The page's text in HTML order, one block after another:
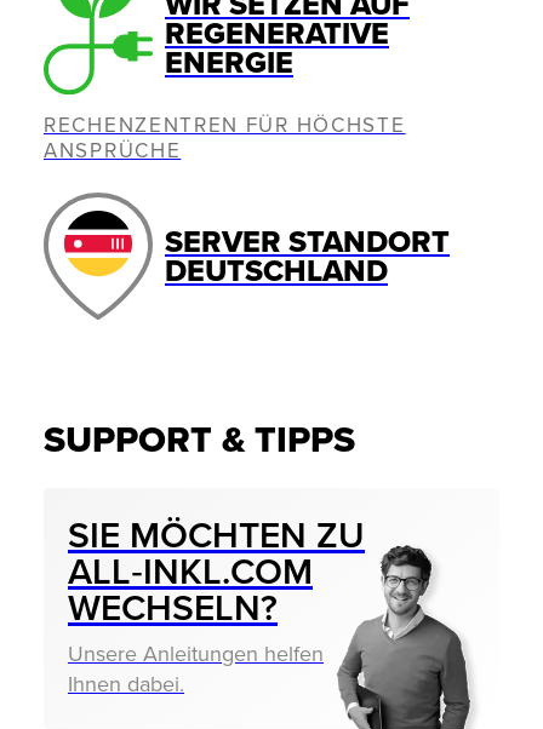
REGENERATIVE
ENERGIE
RECHENZENTREN FÜR HÖCHSTE
ANSPRÜCHE
SERVER STANDORT
DEUTSCHLAND
SUPPORT & TIPPS
SIE MÖCHTEN ZU
ALL‑INKL.COM
WECHSELN?
Unsere Anleitungen helfen
Ihnen dabei.